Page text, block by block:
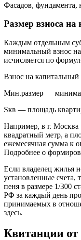
Фасадов, фундамента,
Размер взноса на
Каждым отдельным
минимальный взнос
исчисляется по
Взнос на
Мин.размер —
Sкв — площадь
Например, в г. Москва
квадратный метр, а
ежемесячная сумма к
Подробнее о
Если владелец жилья
установленные счета,
пеня в размере 1/300
РФ за каждый день
принимаемых в
здесь.
Квитанции